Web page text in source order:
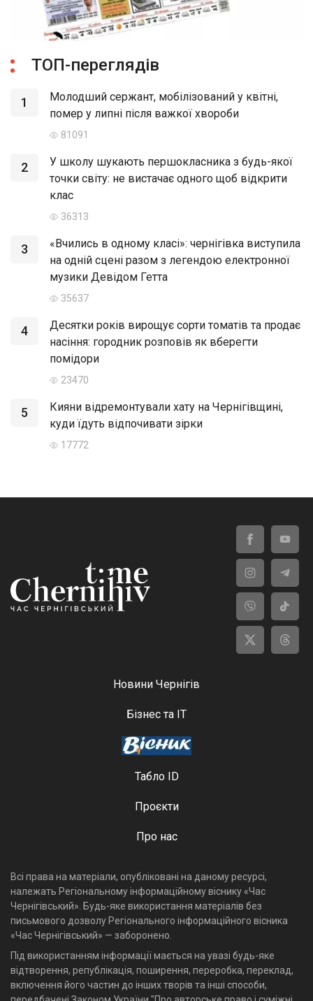
ТОП-переглядів
1
Молодший сержант, мобілізований у квітні,
помер у липні після важкої хвороби
81091
2
У школу шукають першокласника з будь-якої
точки світу: не вистачає одного щоб відкрити
клас
36313
3
«Вчились в одному класі»: чернігівка виступила
на одній сцені разом з легендою електронної
музики Девідом Гетта
35637
4
Десятки років вирощує сорти томатів та продає
насіння: городник розповів як вберегти
помідори
23470
5
Кияни відремонтували хату на Чернігівщині,
куди їдуть відпочивати зірки
17772
Новини Чернігів
Бізнес та ІТ
Табло ID
Проєкти
Про нас
Всі права на матеріали, опубліковані на даному ресурсі,
належать Регіональному інформаційному віснику «Час
Чернігівський». Будь-яке використання матеріалів без
письмового дозволу Регіонального інформаційного вісника
«Час Чернігівський» — заборонено.
Під використанням інформації мається на увазі будь-яке
відтворення, републікація, поширення, переробка, переклад,
включення його частин до інших творів та інші способи,